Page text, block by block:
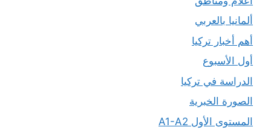
ألمانيا بالعربي
أهم أخبار تركيا
أول الأسبوع
الدراسة في تركيا
الصورة الخبرية
المستوى الأول A1-A2